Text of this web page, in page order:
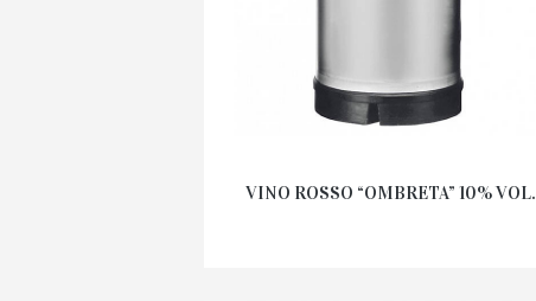
VINO ROSSO “OMBRETA” 10% VOL.